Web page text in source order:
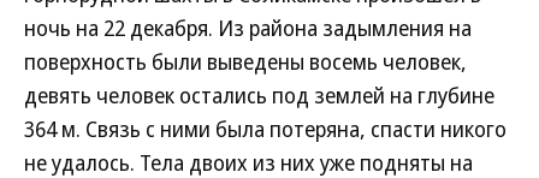
ночь на 22 декабря. Из района задымления на
поверхность были выведены восемь человек,
девять человек остались под землей на глубине
364 м. Связь с ними была потеряна, спасти никого
не удалось. Тела двоих из них уже подняты на